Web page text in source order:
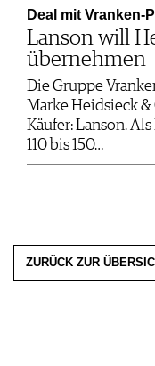
Deal mit Vranken-
Lanson will
übernehmen
Die Gruppe
Marke Heidsieck
Käufer: Lanson.
110 bis 150…
ZURÜCK ZUR